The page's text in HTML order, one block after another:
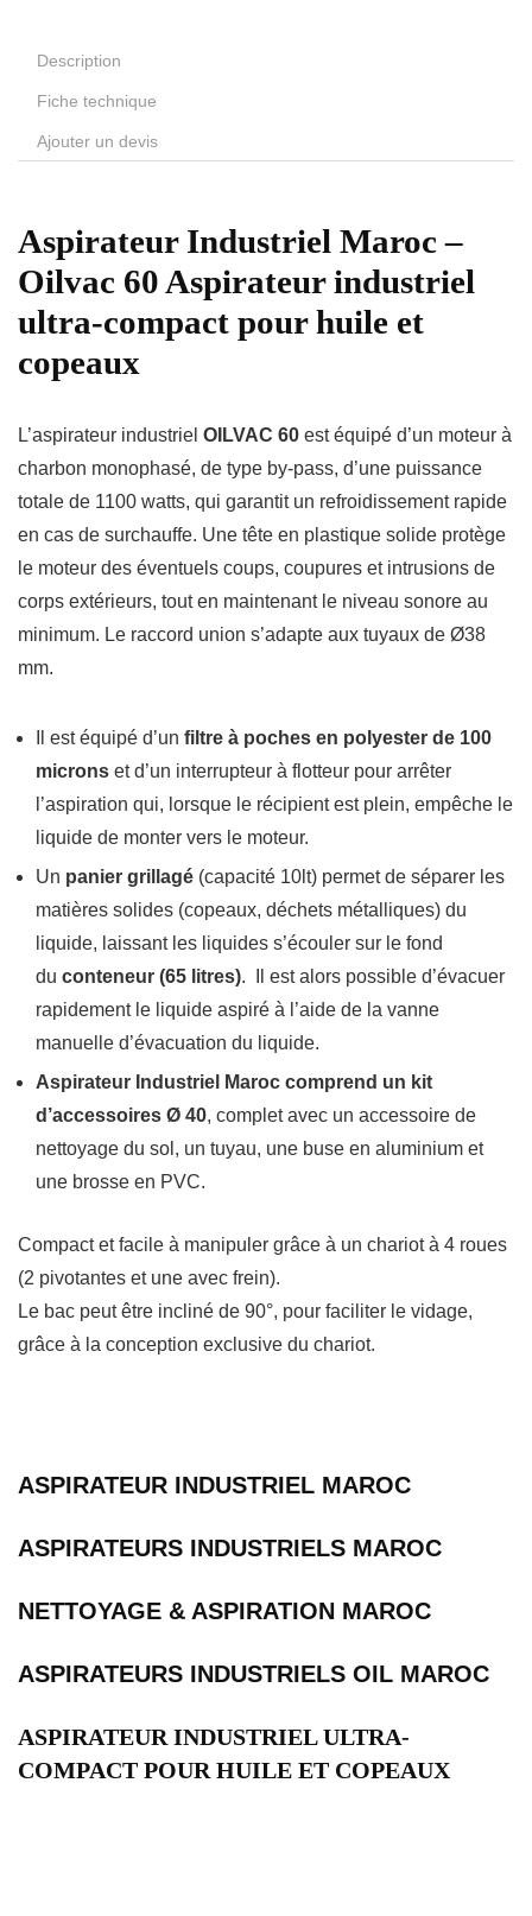
Description
Fiche technique
Ajouter un devis
Aspirateur Industriel Maroc –
Oilvac 60 Aspirateur industriel
ultra-compact pour huile et
copeaux
L’aspirateur industriel OILVAC 60 est équipé d’un moteur à
charbon monophasé, de type by-pass, d’une puissance
totale de 1100 watts, qui garantit un refroidissement rapide
en cas de surchauffe. Une tête en plastique solide protège
le moteur des éventuels coups, coupures et intrusions de
corps extérieurs, tout en maintenant le niveau sonore au
minimum. Le raccord union s’adapte aux tuyaux de Ø38
mm.
Il est équipé d’un filtre à poches en polyester de 100
microns et d’un interrupteur à flotteur pour arrêter
l’aspiration qui, lorsque le récipient est plein, empêche le
liquide de monter vers le moteur.
Un panier grillagé (capacité 10lt) permet de séparer les
matières solides (copeaux, déchets métalliques) du
liquide, laissant les liquides s’écouler sur le fond
du conteneur (65 litres). Il est alors possible d’évacuer
rapidement le liquide aspiré à l’aide de la vanne
manuelle d’évacuation du liquide.
Aspirateur Industriel Maroc comprend un kit
d’accessoires Ø 40, complet avec un accessoire de
nettoyage du sol, un tuyau, une buse en aluminium et
une brosse en PVC.
Compact et facile à manipuler grâce à un chariot à 4 roues
(2 pivotantes et une avec frein).
Le bac peut être incliné de 90°, pour faciliter le vidage,
grâce à la conception exclusive du chariot.
ASPIRATEUR INDUSTRIEL MAROC
ASPIRATEURS INDUSTRIELS MAROC
NETTOYAGE & ASPIRATION MAROC
ASPIRATEURS INDUSTRIELS OIL MAROC
ASPIRATEUR INDUSTRIEL ULTRA-
COMPACT POUR HUILE ET COPEAUX